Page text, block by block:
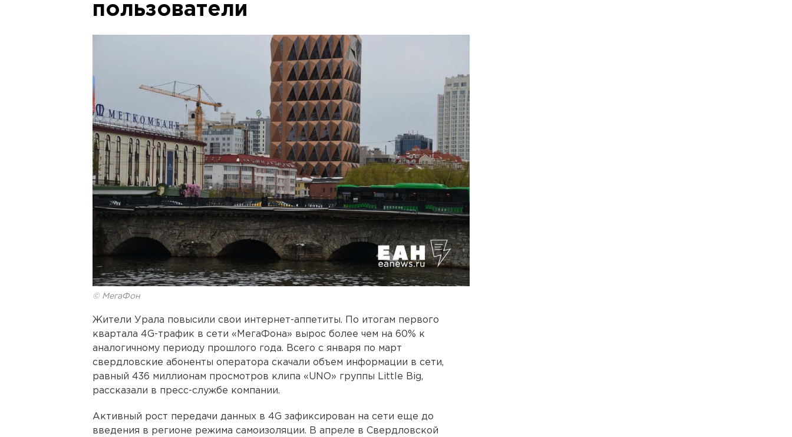
пользователи
© МегаФон
Жители Урала повысили свои интернет-аппетиты. По итогам первого
квартала 4G-трафик в сети «МегаФона» вырос более чем на 60% к
аналогичному периоду прошлого года. Всего с января по март
свердловские абоненты оператора скачали объем информации в сети,
равный 436 миллионам просмотров клипа «UNO» группы Little Big,
рассказали в пресс-службе компании.
Активный рост передачи данных в 4G зафиксирован на сети еще до
введения в регионе режима самоизоляции. В апреле в Свердловской